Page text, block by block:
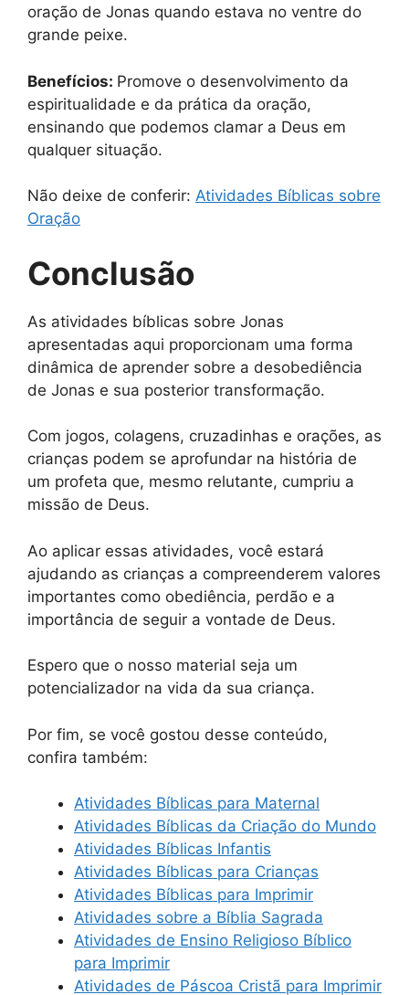
oração de Jonas quando estava no ventre do
grande peixe.
Benefícios: Promove o desenvolvimento da
espiritualidade e da prática da oração,
ensinando que podemos clamar a Deus em
qualquer situação.
Não deixe de conferir: Atividades Bíblicas sobre
Oração
Conclusão
As atividades bíblicas sobre Jonas
apresentadas aqui proporcionam uma forma
dinâmica de aprender sobre a desobediência
de Jonas e sua posterior transformação.
Com jogos, colagens, cruzadinhas e orações, as
crianças podem se aprofundar na história de
um profeta que, mesmo relutante, cumpriu a
missão de Deus.
Ao aplicar essas atividades, você estará
ajudando as crianças a compreenderem valores
importantes como obediência, perdão e a
importância de seguir a vontade de Deus.
Espero que o nosso material seja um
potencializador na vida da sua criança.
Por fim, se você gostou desse conteúdo,
confira também:
Atividades Bíblicas para Maternal
Atividades Bíblicas da Criação do Mundo
Atividades Bíblicas Infantis
Atividades Bíblicas para Crianças
Atividades Bíblicas para Imprimir
Atividades sobre a Bíblia Sagrada
Atividades de Ensino Religioso Bíblico
para Imprimir
Atividades de Páscoa Cristã para Imprimir